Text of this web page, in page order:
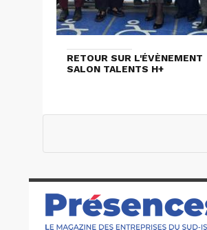
RETOUR SUR L'ÉVÈNEMENT
SALON TALENTS H+